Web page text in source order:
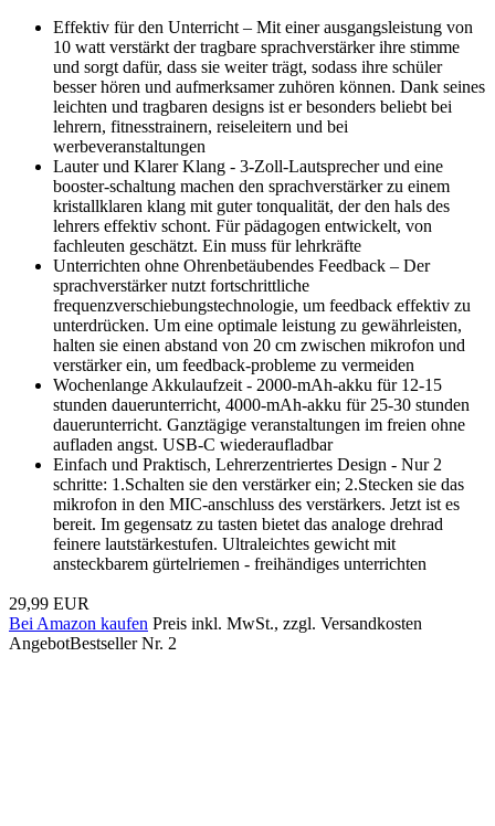
Effektiv für den Unterricht – Mit einer ausgangsleistung von
10 watt verstärkt der tragbare sprachverstärker ihre stimme
und sorgt dafür, dass sie weiter trägt, sodass ihre schüler
besser hören und aufmerksamer zuhören können. Dank seines
leichten und tragbaren designs ist er besonders beliebt bei
lehrern, fitnesstrainern, reiseleitern und bei
werbeveranstaltungen
Lauter und Klarer Klang - 3-Zoll-Lautsprecher und eine
booster-schaltung machen den sprachverstärker zu einem
kristallklaren klang mit guter tonqualität, der den hals des
lehrers effektiv schont. Für pädagogen entwickelt, von
fachleuten geschätzt. Ein muss für lehrkräfte
Unterrichten ohne Ohrenbetäubendes Feedback – Der
sprachverstärker nutzt fortschrittliche
frequenzverschiebungstechnologie, um feedback effektiv zu
unterdrücken. Um eine optimale leistung zu gewährleisten,
halten sie einen abstand von 20 cm zwischen mikrofon und
verstärker ein, um feedback-probleme zu vermeiden
Wochenlange Akkulaufzeit - 2000-mAh-akku für 12-15
stunden dauerunterricht, 4000-mAh-akku für 25-30 stunden
dauerunterricht. Ganztägige veranstaltungen im freien ohne
aufladen angst. USB-C wiederaufladbar
Einfach und Praktisch, Lehrerzentriertes Design - Nur 2
schritte: 1.Schalten sie den verstärker ein; 2.Stecken sie das
mikrofon in den MIC-anschluss des verstärkers. Jetzt ist es
bereit. Im gegensatz zu tasten bietet das analoge drehrad
feinere lautstärkestufen. Ultraleichtes gewicht mit
ansteckbarem gürtelriemen - freihändiges unterrichten
29,99 EUR
Bei Amazon kaufen Preis inkl. MwSt., zzgl. Versandkosten
AngebotBestseller Nr. 2